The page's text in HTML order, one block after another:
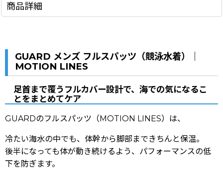
商品詳細
GUARD メンズ フルスパッツ（競泳水着）｜
MOTION LINES
足首まで覆うフルカバー設計で、海での気になるこ
とをまとめてケア
GUARDのフルスパッツ（MOTION LINES）は、
冷たい海水の中でも、体幹から脚部まできちんと保温。
後半になっても体が動き続けるよう、パフォーマンスの低
下を防ぎます。